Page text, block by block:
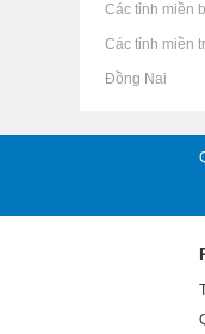
Rao vặt tại Các tỉnh miền
Rao vặt tại Các tỉnh miền
Rao vặt tại Đồng Nai